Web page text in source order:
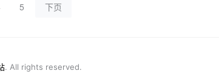
5 下页
. All rights reserved.